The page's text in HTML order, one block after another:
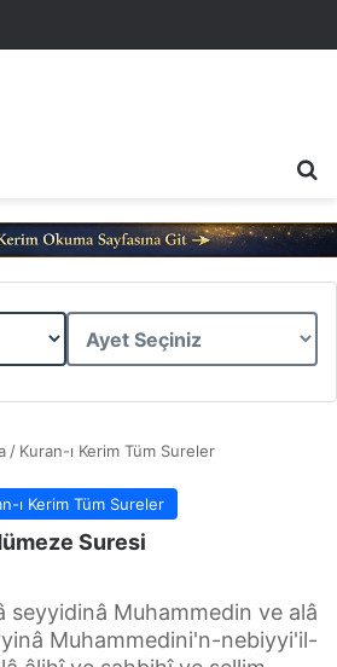
/ Kuran-ı Kerim Tüm Sureler
ı Kerim Tüm Sureler
Suresi
seyyidinâ Muhammedin ve alâ
Muhammedini'n-nebiyyi'il-